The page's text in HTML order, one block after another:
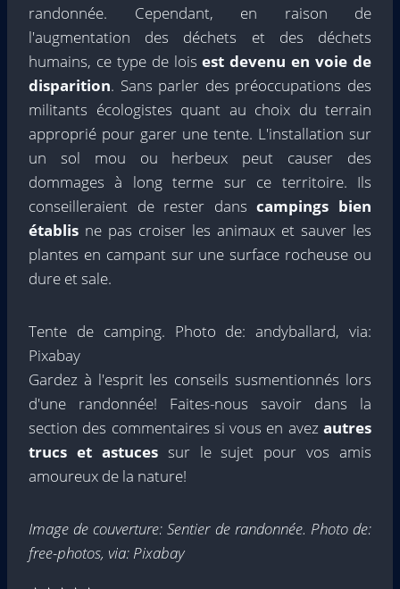
randonnée. Cependant, en raison de
l'augmentation des déchets et des déchets
humains, ce type de loisest devenu en voie de
disparition. Sans parler des préoccupations des
militants écologistes quant au choix du terrain
approprié pour garer une tente. L'installation sur
un sol mou ou herbeux peut causer des
dommages à long terme sur ce territoire. Ils
conseilleraient de rester danscampings bien
établis ne pas croiser les animaux et sauver les
plantes en campant sur une surface rocheuse ou
dure et sale.
Tente de camping. Photo de: andyballard, via:
Pixabay
Gardez à l'esprit les conseils susmentionnés lors
d'une randonnée! Faites-nous savoir dans la
section des commentaires si vous en avez autres
trucs et astucessur le sujet pour vos amis
amoureux de la nature!
Image de couverture: Sentier de randonnée. Photo de:
free-photos, via: Pixabay